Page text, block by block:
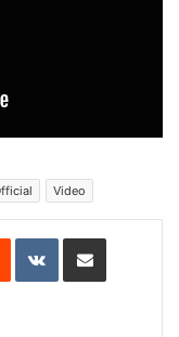
Video
Reddit VKontakteShare via Email